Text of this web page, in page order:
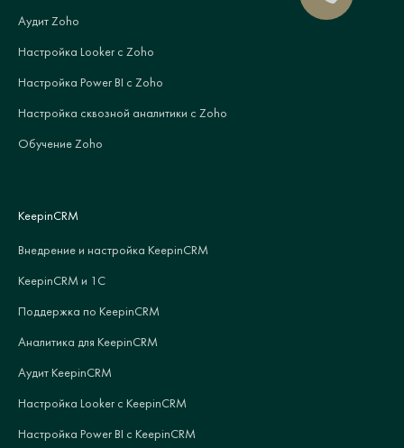
Аудит Zoho
Настройка Looker с Zoho
Настройка Power BI с Zoho
Настройка сквозной аналитики с Zoho
Обучение Zoho
KeepinCRM
Внедрение и настройка KeepinCRM
KeepinCRM и 1С
Поддержка по KeepinCRM
Аналитика для KeepinCRM
Аудит KeepinCRM
Настройка Looker с KeepinCRM
Настройка Power BI с KeepinCRM